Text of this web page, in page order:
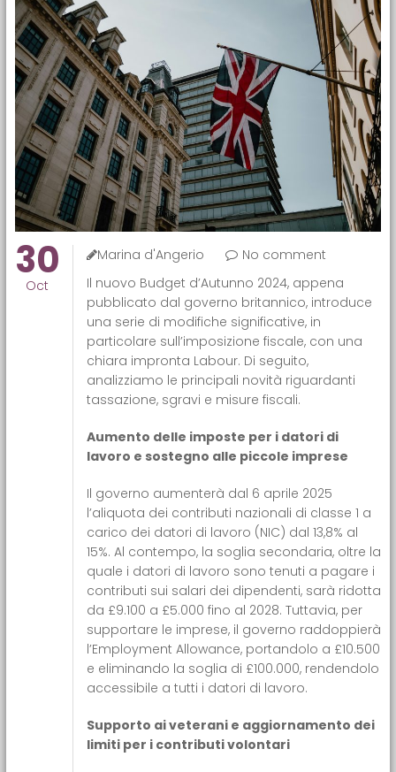
30
Oct
Marina d'Angerio
No comment
Il nuovo Budget d’Autunno 2024, appena
pubblicato dal governo britannico, introduce
una serie di modifiche significative, in
particolare sull’imposizione fiscale, con una
chiara impronta Labour. Di seguito,
analizziamo le principali novità riguardanti
tassazione, sgravi e misure fiscali.
Aumento delle imposte per i datori di
lavoro e sostegno alle piccole imprese
Il governo aumenterà dal 6 aprile 2025
l’aliquota dei contributi nazionali di classe 1 a
carico dei datori di lavoro (NIC) dal 13,8% al
15%. Al contempo, la soglia secondaria, oltre la
quale i datori di lavoro sono tenuti a pagare i
contributi sui salari dei dipendenti, sarà ridotta
da £9.100 a £5.000 fino al 2028. Tuttavia, per
supportare le imprese, il governo raddoppierà
l’Employment Allowance, portandolo a £10.500
e eliminando la soglia di £100.000, rendendolo
accessibile a tutti i datori di lavoro.
Supporto ai veterani e aggiornamento dei
limiti per i contributi volontari